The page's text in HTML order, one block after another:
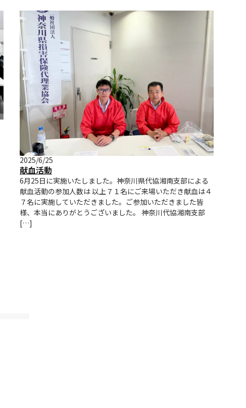
2025/6/25
献血活動
6月25日に実施いたしました。神奈川県代協湘南支部による
献血活動の参加人数は 以上７１名にご来場いただき献血は４
７名に実施していただきました。ご参加いただきました皆
様、本当にありがとうございました。 神奈川代協湘南支部
[…]